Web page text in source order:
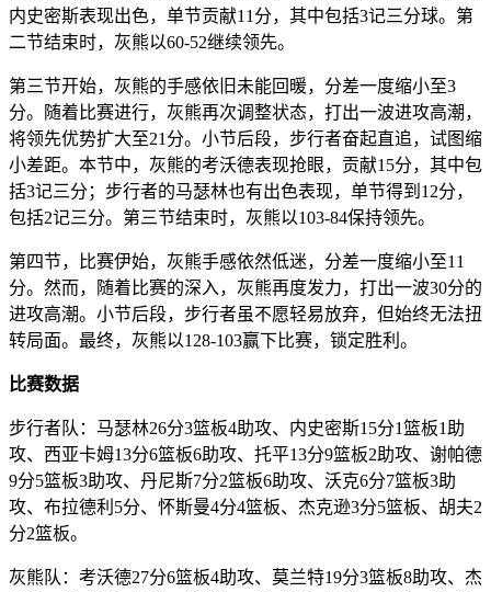
内史密斯表现出色，单节贡献11分，其中包括3记三分球。第
二节结束时，灰熊以60-52继续领先。
第三节开始，灰熊的手感依旧未能回暖，分差一度缩小至3
分。随着比赛进行，灰熊再次调整状态，打出一波进攻高潮，
将领先优势扩大至21分。小节后段，步行者奋起直追，试图缩
小差距。本节中，灰熊的考沃德表现抢眼，贡献15分，其中包
括3记三分；步行者的马瑟林也有出色表现，单节得到12分，
包括2记三分。第三节结束时，灰熊以103-84保持领先。
第四节，比赛伊始，灰熊手感依然低迷，分差一度缩小至11
分。然而，随着比赛的深入，灰熊再度发力，打出一波30分的
进攻高潮。小节后段，步行者虽不愿轻易放弃，但始终无法扭
转局面。最终，灰熊以128-103赢下比赛，锁定胜利。
比赛数据
步行者队：马瑟林26分3篮板4助攻、内史密斯15分1篮板1助
攻、西亚卡姆13分6篮板6助攻、托平13分9篮板2助攻、谢帕德
9分5篮板3助攻、丹尼斯7分2篮板6助攻、沃克6分7篮板3助
攻、布拉德利5分、怀斯曼4分4篮板、杰克逊3分5篮板、胡夫2
分2篮板。
灰熊队：考沃德27分6篮板4助攻、莫兰特19分3篮板8助攻、杰